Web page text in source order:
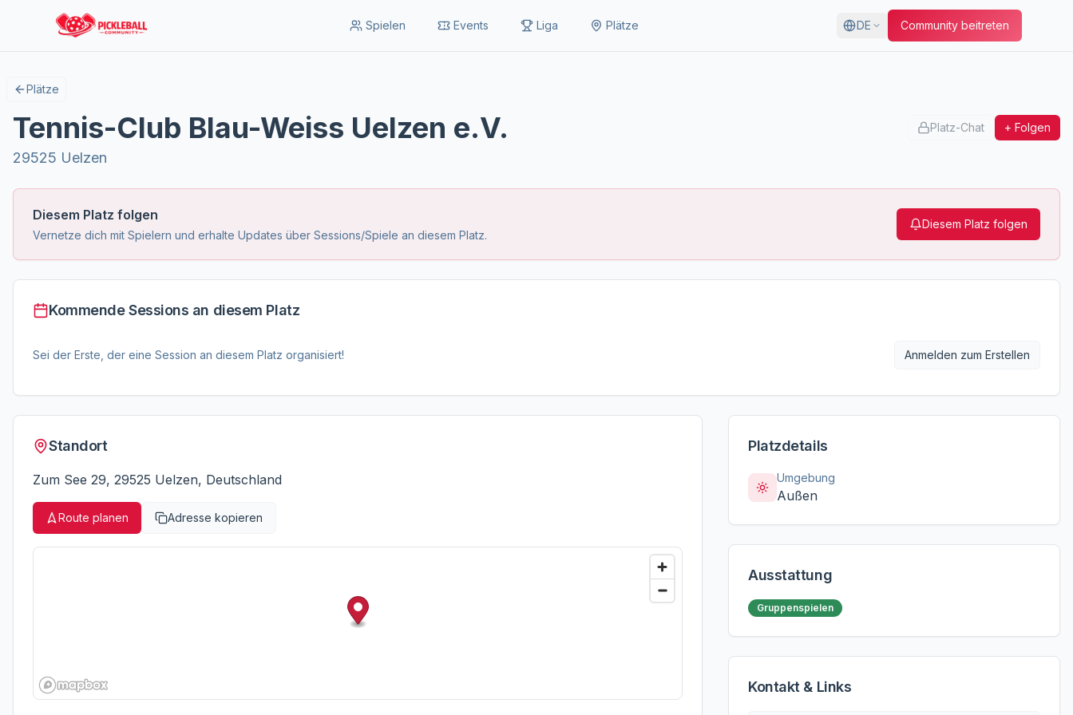
Spielen Events Liga Plätze DE Community beitreten
Plätze
Tennis-Club Blau-Weiss Uelzen e.V.
29525 Uelzen
Platz-Chat + Folgen
Diesem Platz folgen
Vernetze dich mit Spielern und erhalte Updates über Sessions/Spiele an diesem Platz.
Diesem Platz folgen
Kommende Sessions an diesem Platz
Sei der Erste, der eine Session an diesem Platz organisiert! Anmelden zum Erstellen
Standort
Zum See 29, 29525 Uelzen, Deutschland
Route planen Adresse kopieren
Platzdetails
Umgebung
Außen
Ausstattung
Gruppenspielen
Kontakt & Links